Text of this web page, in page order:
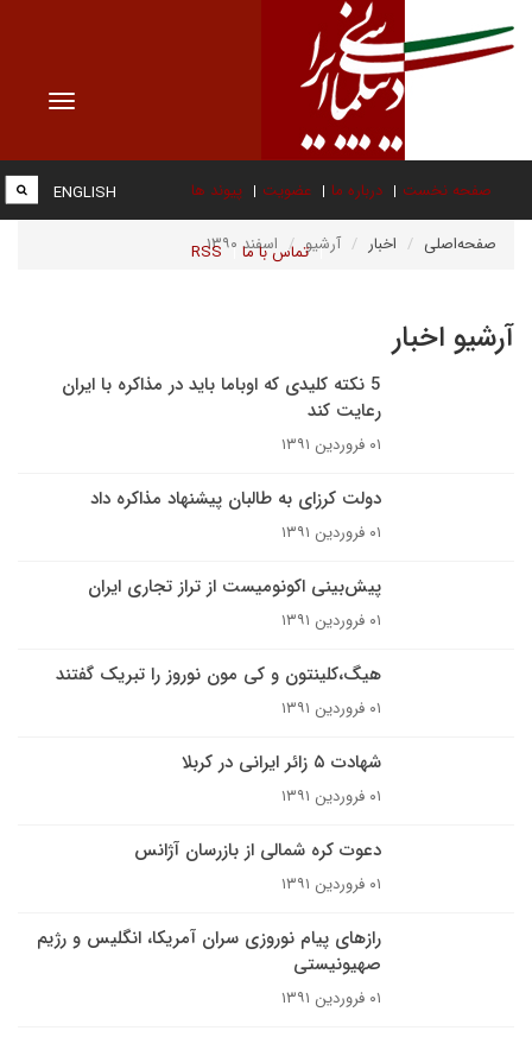
Toggle
صفحه نخست درباره ما عضویت پیوند ها
تماس با ما RSS
ENGLISH
صفحه‌اصلی اخبار آرشیو اسفند ۱۳۹۰
آرشیو اخبار
5 نکته کلیدی که اوباما باید در مذاکره با ایران
رعایت کند
۰۱ فروردین ۱۳۹۱
دولت کرزای به طالبان پیشنهاد مذاکره داد
۰۱ فروردین ۱۳۹۱
پیش‌بینی اکونومیست از تراز تجاری ایران
۰۱ فروردین ۱۳۹۱
هیگ،کلینتون و کی مون نوروز را تبریک گفتند
۰۱ فروردین ۱۳۹۱
شهادت ۵ زائر ایرانی در کربلا
۰۱ فروردین ۱۳۹۱
دعوت کره شمالی از بازرسان آژانس
۰۱ فروردین ۱۳۹۱
رازهای پیام نوروزی سران آمریکا، انگلیس و رژیم
صهیونیستی
۰۱ فروردین ۱۳۹۱